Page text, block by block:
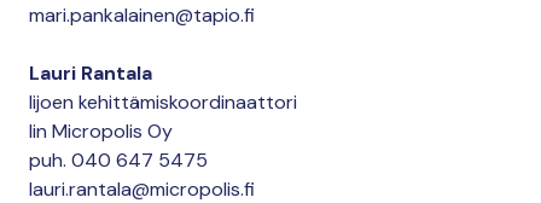
mari.pankalainen@tapio.fi
Lauri Rantala
Iijoen kehittämiskoordinaattori
Iin Micropolis Oy
puh. 040 647 5475
lauri.rantala@micropolis.fi